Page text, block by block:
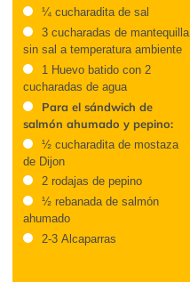
¼ cucharadita de sal
3 cucharadas de mantequilla
sin sal a temperatura ambiente
1 Huevo batido con 2
cucharadas de agua
Para el sándwich de
salmón ahumado y pepino:
½ cucharadita de mostaza
de Dijon
2 rodajas de pepino
½ rebanada de salmón
ahumado
2-3 Alcaparras